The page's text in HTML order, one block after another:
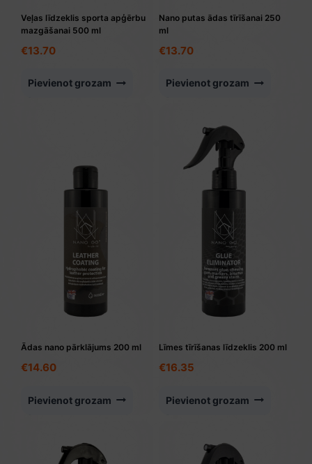
Veļas līdzeklis sporta apģērbu
mazgāšanai 500 ml
€13.70
Pievienot grozam
Nano putas ādas tīrīšanai 250
ml
€13.70
Pievienot grozam
Ādas nano pārklājums 200 ml
€14.60
Pievienot grozam
Līmes tīrīšanas līdzeklis 200 ml
€16.35
Pievienot grozam